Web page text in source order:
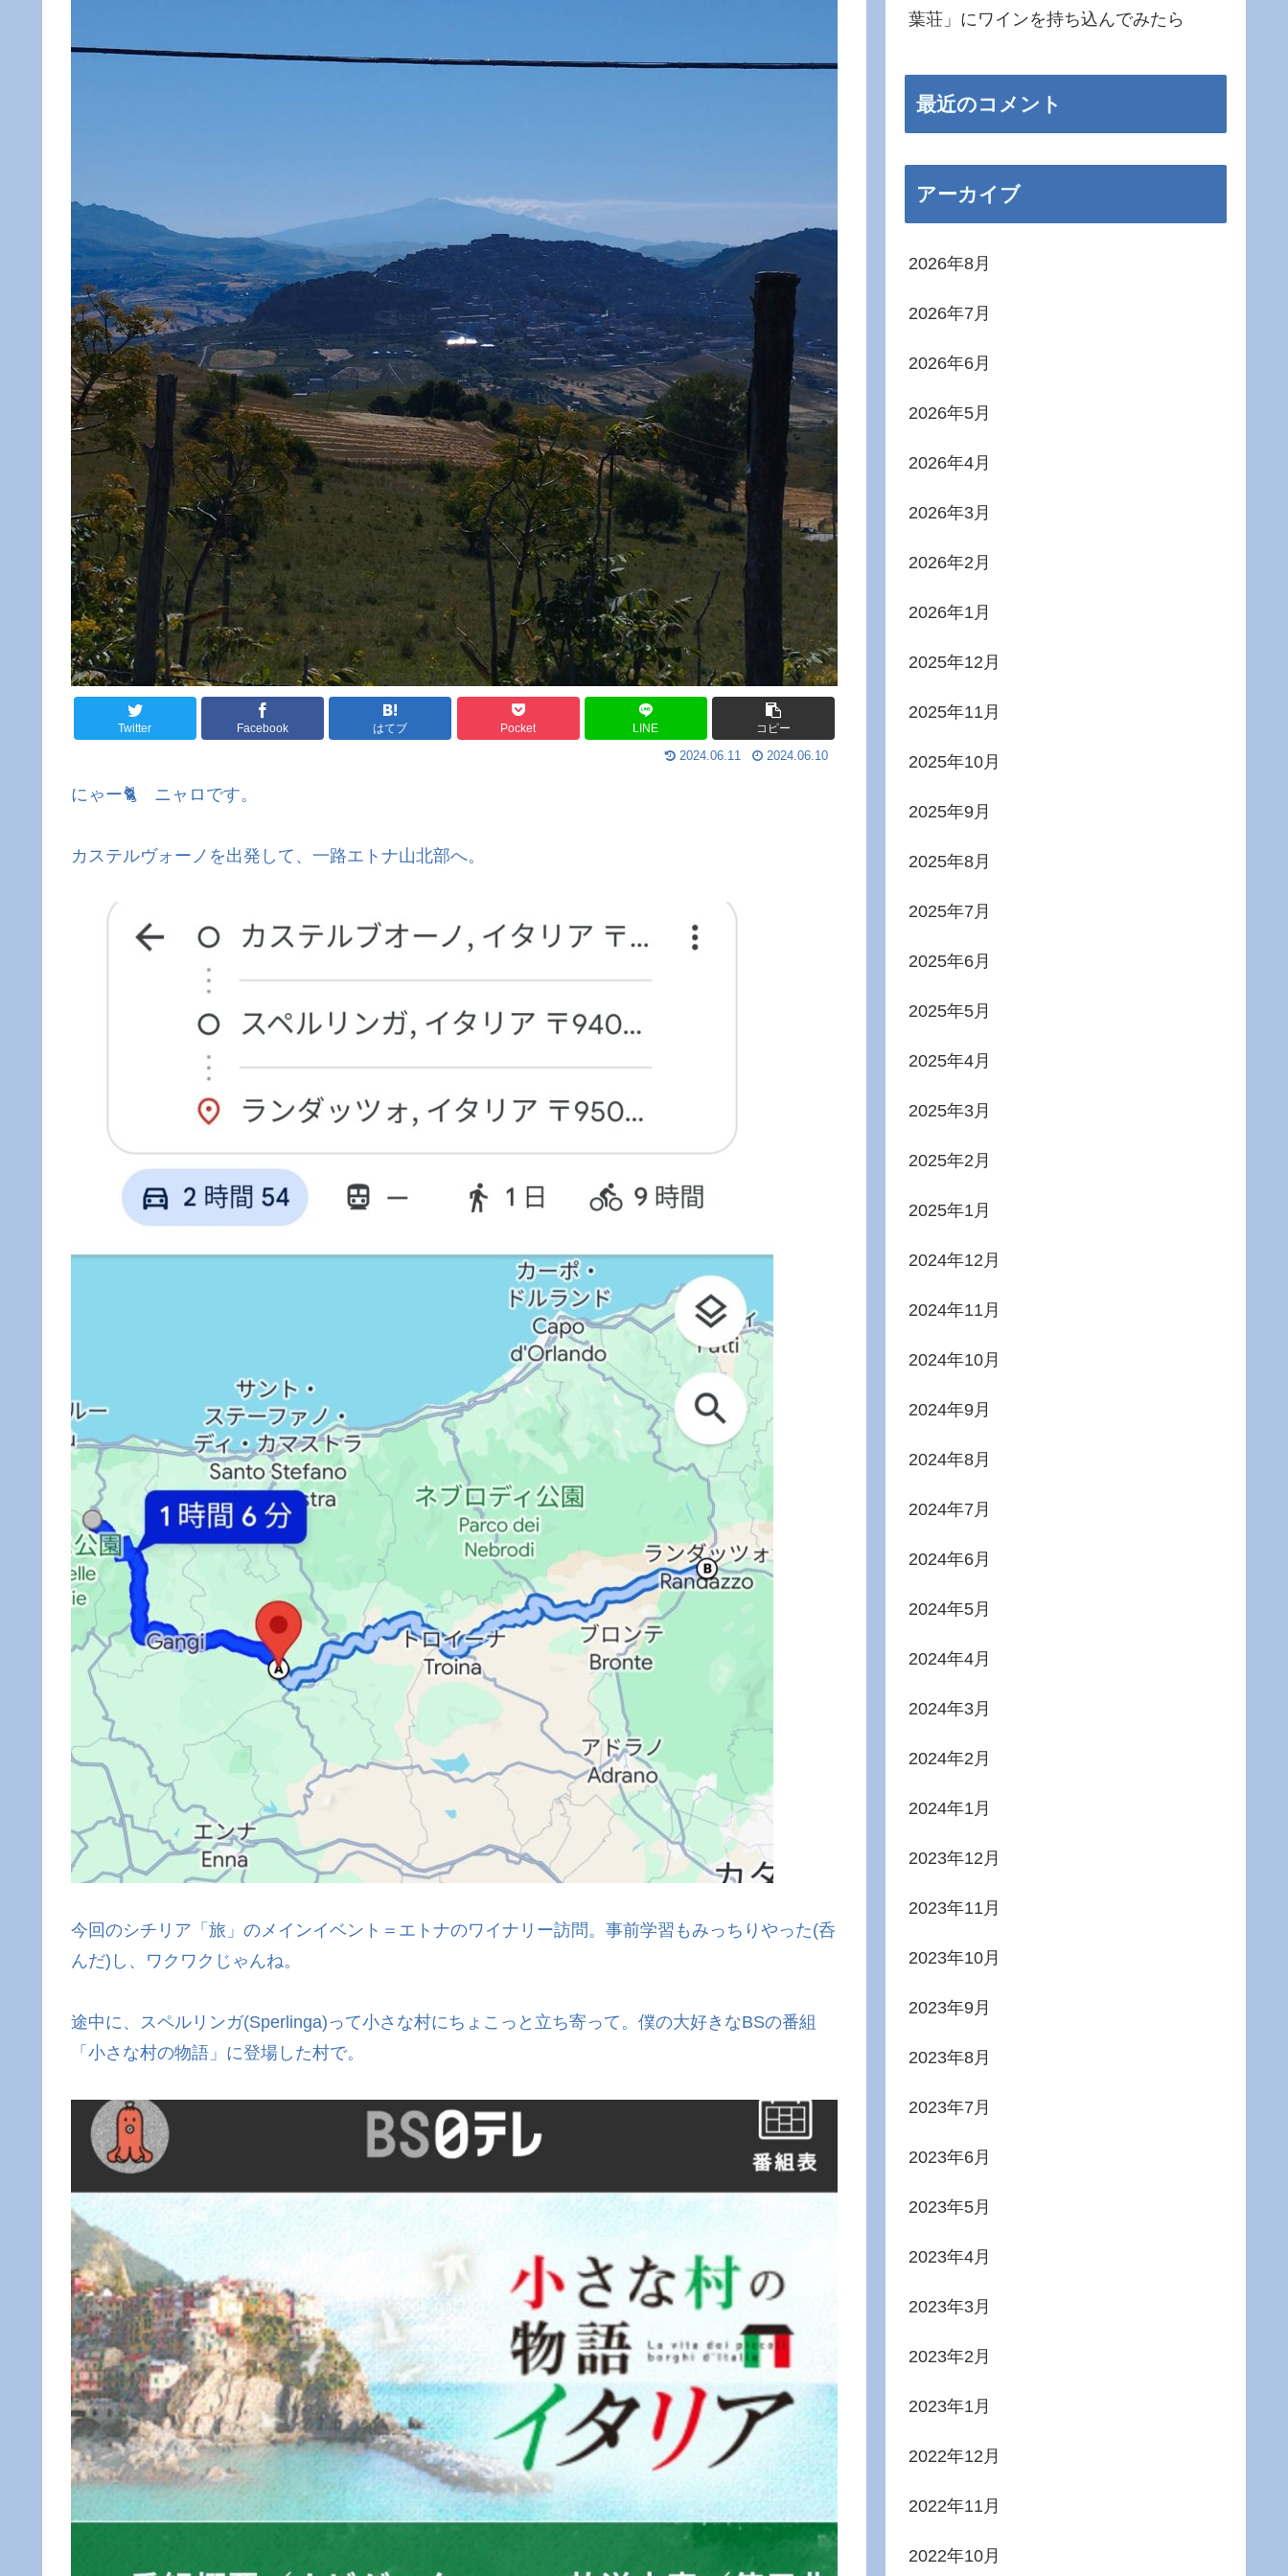
Twitter Facebook はてブ Pocket LINE コピー
2024.06.11 2024.06.10
にゃー🐈 ニャロです。
カステルヴォーノを出発して、一路エトナ山北部へ。
今回のシチリア「旅」のメインイベント＝エトナのワイナリー訪問。事前学習もみっちりやった(呑
んだ)し、ワクワクじゃんね。
途中に、スペルリンガ(Sperlinga)って小さな村にちょこっと立ち寄って。僕の大好きなBSの番組
「小さな村の物語」に登場した村で。
葉荘」にワインを持ち込んでみたら
最近のコメント
アーカイブ
2026年8月
2026年7月
2026年6月
2026年5月
2026年4月
2026年3月
2026年2月
2026年1月
2025年12月
2025年11月
2025年10月
2025年9月
2025年8月
2025年7月
2025年6月
2025年5月
2025年4月
2025年3月
2025年2月
2025年1月
2024年12月
2024年11月
2024年10月
2024年9月
2024年8月
2024年7月
2024年6月
2024年5月
2024年4月
2024年3月
2024年2月
2024年1月
2023年12月
2023年11月
2023年10月
2023年9月
2023年8月
2023年7月
2023年6月
2023年5月
2023年4月
2023年3月
2023年2月
2023年1月
2022年12月
2022年11月
2022年10月